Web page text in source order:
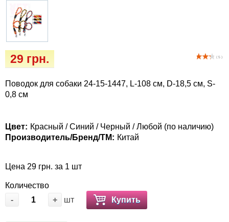
( 5 )
29 грн.
Поводок для собаки 24-15-1447, L-108 см, D-18,5 см, S-
0,8 см
Цвет: Красный / Синий / Черный / Любой (по наличию)
Производитель/Бренд/ТМ: Китай
Цена 29 грн. за 1 шт
Количество
-
+ шт Купить
Ласощі та корма
Vet Diet Canine Wet - ветеринарные диеты
для собак
Лежаки, будиночки, охолоджуючи
килимки
Миски, автогодівниці, поілки
Переноски, сумки, клетки
Послеоперационные средства и
Подарочные сертификаты